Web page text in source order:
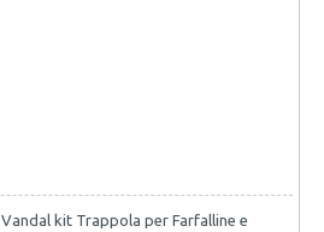
Vandal kit Trappola per Farfalline e